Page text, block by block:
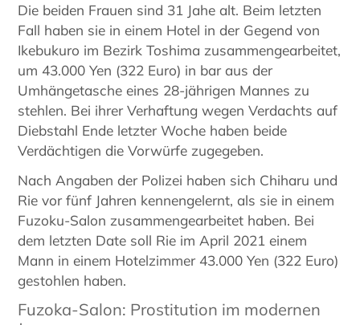
Die beiden Frauen sind 31 Jahe alt. Beim letzten
Fall haben sie in einem Hotel in der Gegend von
Ikebukuro im Bezirk Toshima zusammengearbeitet,
um 43.000 Yen (322 Euro) in bar aus der
Umhängetasche eines 28-jährigen Mannes zu
stehlen. Bei ihrer Verhaftung wegen Verdachts auf
Diebstahl Ende letzter Woche haben beide
Verdächtigen die Vorwürfe zugegeben.
Nach Angaben der Polizei haben sich Chiharu und
Rie vor fünf Jahren kennengelernt, als sie in einem
Fuzoku-Salon zusammengearbeitet haben. Bei
dem letzten Date soll Rie im April 2021 einem
Mann in einem Hotelzimmer 43.000 Yen (322 Euro)
gestohlen haben.
Fuzoka-Salon: Prostitution im modernen